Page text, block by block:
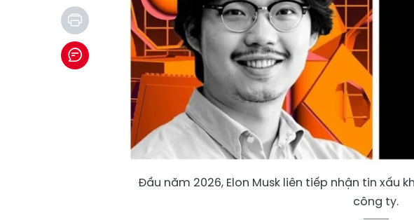
Đầu năm 2026, Elon Musk liên tiếp nhận tin xấu
công ty.